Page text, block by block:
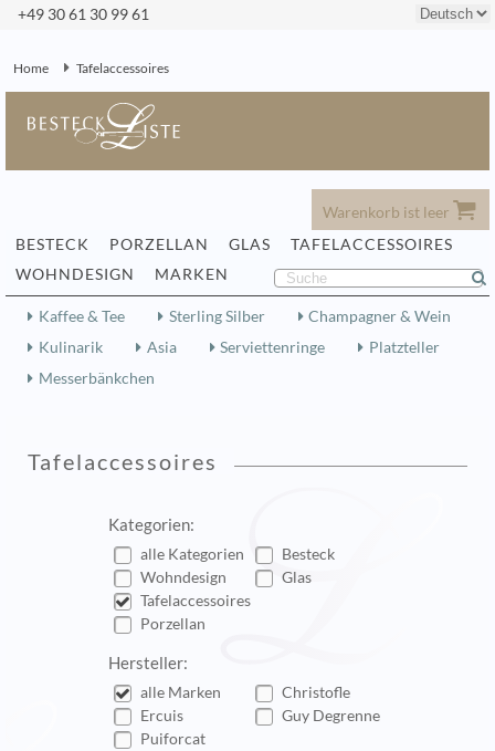
+49 30 61 30 99 61
Home Tafelaccessoires
Warenkorb ist leer
BESTECK
PORZELLAN GLAS
TAFELACCESSOIRES
WOHNDESIGN
MARKEN
Kaffee & Tee Sterling Silber
Champagner & Wein
Kulinarik
Asia Serviettenringe
Platzteller
Messerbänkchen
Tafelaccessoires
Kategorien:
alle Kategorien
Besteck
Wohndesign
Glas
Tafelaccessoires
Porzellan
Hersteller:
alle Marken
Christofle
Ercuis
Guy Degrenne
Puiforcat